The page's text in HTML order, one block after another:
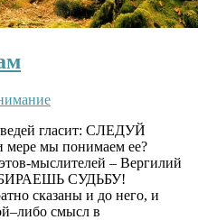
гласит: СЛЕДУЙ
мы понимаем ее?
мыслителей – Вергилий
СУДЬБУ!
сказаны и до него, и
смысл в